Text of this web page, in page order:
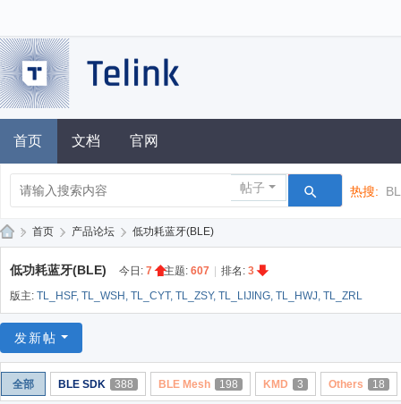
首页 文档 官网
帖子 热搜:
论
坛
» 首页 › 产品论坛 › 低功耗蓝牙(BLE)
低功耗蓝牙(BLE) 今日: 7 | 主题: 607 排名: 3
版主: TL_HSF, TL_WSH , TL_CYT, TL_ZSY, TL_LIJING, TL_HWJ, TL_ZRL
发新帖
全部 BLE SDK 388 BLE Mesh 198 KMD 3 Others 18